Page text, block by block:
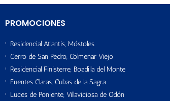
PROMOCIONES
Residencial Atlantis, Móstoles
Cerro de San Pedro, Colmenar Viejo
Residencial Finisterre, Boadilla del Monte
Fuentes Claras, Cubas de la Sagra
Luces de Poniente, Villaviciosa de Odón